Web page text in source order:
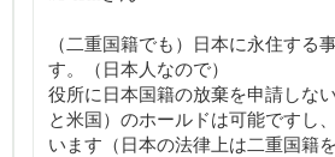
（二重国籍でも）日本に永住する
す。（日本人なので）
役所に日本国籍の放棄を申請しな
と米国）のホールドは可能ですし
います（日本の法律上は二重国籍